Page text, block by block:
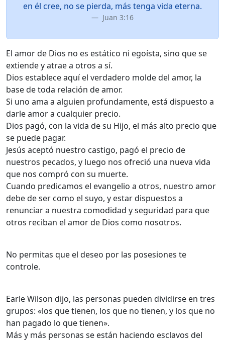
en él cree, no se pierda, más tenga vida eterna.
Juan 3:16
El amor de Dios no es estático ni egoísta, sino que se
extiende y atrae a otros a sí.
Dios establece aquí el verdadero molde del amor, la
base de toda relación de amor.
Si uno ama a alguien profundamente, está dispuesto a
darle amor a cualquier precio.
Dios pagó, con la vida de su Hijo, el más alto precio que
se puede pagar.
Jesús aceptó nuestro castigo, pagó el precio de
nuestros pecados, y luego nos ofreció una nueva vida
que nos compró con su muerte.
Cuando predicamos el evangelio a otros, nuestro amor
debe de ser como el suyo, y estar dispuestos a
renunciar a nuestra comodidad y seguridad para que
otros reciban el amor de Dios como nosotros.
No permitas que el deseo por las posesiones te
controle.
Earle Wilson dijo, las personas pueden dividirse en tres
grupos: «los que tienen, los que no tienen, y los que no
han pagado lo que tienen».
Más y más personas se están haciendo esclavos del